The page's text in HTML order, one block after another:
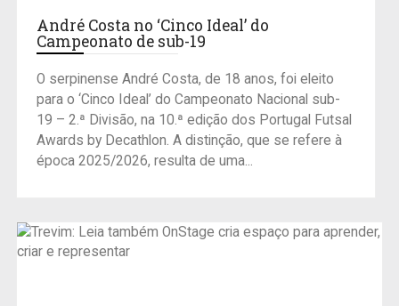
André Costa no ‘Cinco Ideal’ do
Campeonato de sub-19
O serpinense André Costa, de 18 anos, foi eleito
para o ‘Cinco Ideal’ do Campeonato Nacional sub-
19 – 2.ª Divisão, na 10.ª edição dos Portugal Futsal
Awards by Decathlon. A distinção, que se refere à
época 2025/2026, resulta de uma...